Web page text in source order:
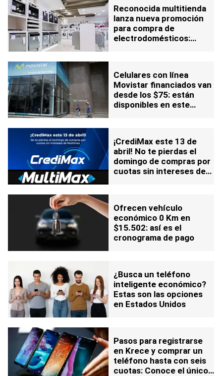
Reconocida multitienda
lanza nueva promoción
para compra de
electrodomésticos:
Celulares con línea
Movistar financiados van
desde los $75: están
disponibles en este
¡CrediMax este 13 de
abril! No te pierdas el
domingo de compras por
cuotas sin intereses de
Ofrecen vehículo
económico 0 Km en
$15.502: así es el
cronograma de pago
¿Busca un teléfono
inteligente económico?
Estas son las opciones
en Estados Unidos
Pasos para registrarse
en Krece y comprar un
teléfono hasta con seis
cuotas: Conoce el único